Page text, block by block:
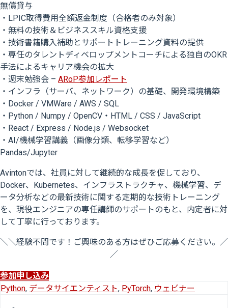
無償貸与
・LPIC取得費用全額返金制度（合格者のみ対象）
・無料の技術＆ビジネススキル資格支援
・技術書籍購入補助とサポートトレーニング資料の提供
・専任のタレントディベロップメントコーチによる独自のOKR
手法によるキャリア機会の拡大
・週末勉強会 – ARoP参加レポート
・インフラ（サーバ、ネットワーク）の基礎、開発環境構築
・Docker / VMWare / AWS / SQL
・Python / Numpy / OpenCV・HTML / CSS / JavaScript
・React / Express / Node.js / Websocket
・AI/機械学習講義（画像分類、転移学習など）
Pandas/Jupyter
Avintonでは、社員に対して継続的な成長を促しており、
Docker、Kubernetes、インフラストラクチャ、機械学習、デ
ータ分析などの最新技術に関する定期的な技術トレーニング
を、現役エンジニアの専任講師のサポートのもと、内定者に対
して丁寧に行っております。
＼＼経験不問です！ご興味のある方はぜひご応募ください。／
／
参加申し込み
Python, データサイエンティスト, PyTorch, ウェビナー